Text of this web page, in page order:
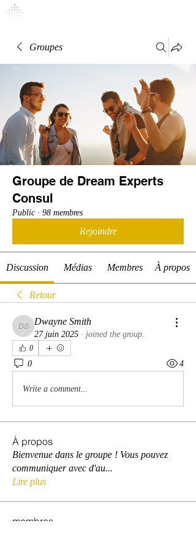
Groupes
Groupe de Dream Experts
Consul
Public · 98 membres
Rejoindre
Discussion Médias Membres À propos
Retour
Dwayne Smith
Dwayne Smith
27 juin 2025 · joined the group.
0
0 4
Write a comment...
À propos
Bienvenue dans le groupe ! Vous pouvez
communiquer avec d'au...
Lire plus
membres